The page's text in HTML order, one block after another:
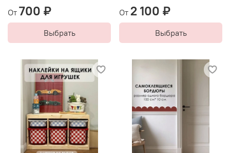
От 700 ₽
Выбрать
От 2 100 ₽
Выбрать